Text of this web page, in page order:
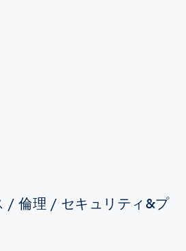
/ 倫理 / セキュリティ&プ